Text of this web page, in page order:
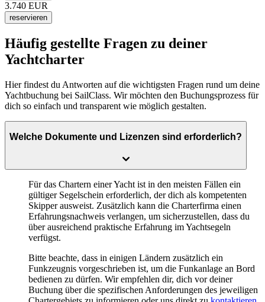
3.740 EUR
reservieren
Häufig gestellte Fragen zu deiner
Yachtcharter
Hier findest du Antworten auf die wichtigsten Fragen rund um deine
Yachtbuchung bei SailClass. Wir möchten den Buchungsprozess für
dich so einfach und transparent wie möglich gestalten.
Welche Dokumente und Lizenzen sind erforderlich?
Für das Chartern einer Yacht ist in den meisten Fällen ein
gültiger Segelschein erforderlich, der dich als kompetenten
Skipper ausweist. Zusätzlich kann die Charterfirma einen
Erfahrungsnachweis verlangen, um sicherzustellen, dass du
über ausreichend praktische Erfahrung im Yachtsegeln
verfügst.
Bitte beachte, dass in einigen Ländern zusätzlich ein
Funkzeugnis vorgeschrieben ist, um die Funkanlage an Bord
bedienen zu dürfen. Wir empfehlen dir, dich vor deiner
Buchung über die spezifischen Anforderungen des jeweiligen